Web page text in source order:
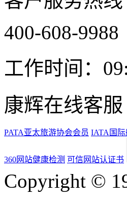
400-608-9988
工作时间：
康辉在线客服
PATA亚太旅游协会会员 IATA国
360网站健康检测 可信网站认证书
Copyright ©